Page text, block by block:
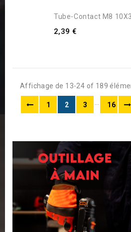
Tube-Contact M8
2,39 €
Affichage de 13-24 of 189
1 2 3 16